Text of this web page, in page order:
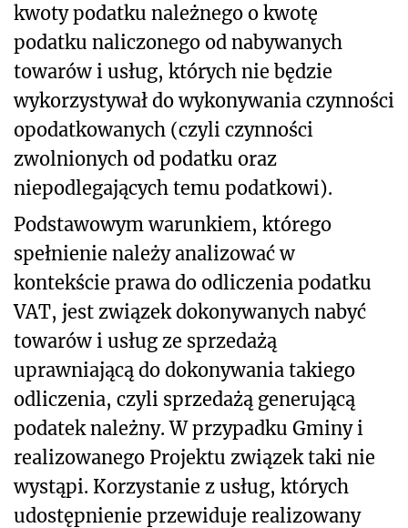
kwoty podatku należnego o kwotę
podatku naliczonego od nabywanych
towarów i usług, których nie będzie
wykorzystywał do wykonywania czynności
opodatkowanych (czyli czynności
zwolnionych od podatku oraz
niepodlegających temu podatkowi).
Podstawowym warunkiem, którego
spełnienie należy analizować w
kontekście prawa do odliczenia podatku
VAT, jest związek dokonywanych nabyć
towarów i usług ze sprzedażą
uprawniającą do dokonywania takiego
odliczenia, czyli sprzedażą generującą
podatek należny. W przypadku Gminy i
realizowanego Projektu związek taki nie
wystąpi. Korzystanie z usług, których
udostępnienie przewiduje realizowany